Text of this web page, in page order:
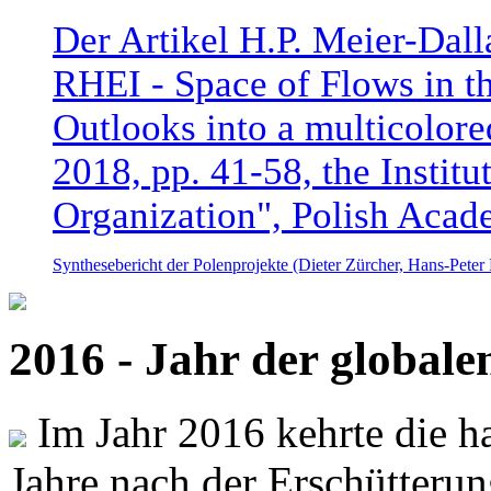
Der Artikel H.P. Meier-
RHEI - Space of Flows in
Outlooks into a
2018, pp. 41-58, the
Organization", Polish
Synthesebericht der Polenprojekte (Dieter Zürcher, Hans-
2016 - Jahr der
Im Jahr 2016 kehrte die
Jahre nach der